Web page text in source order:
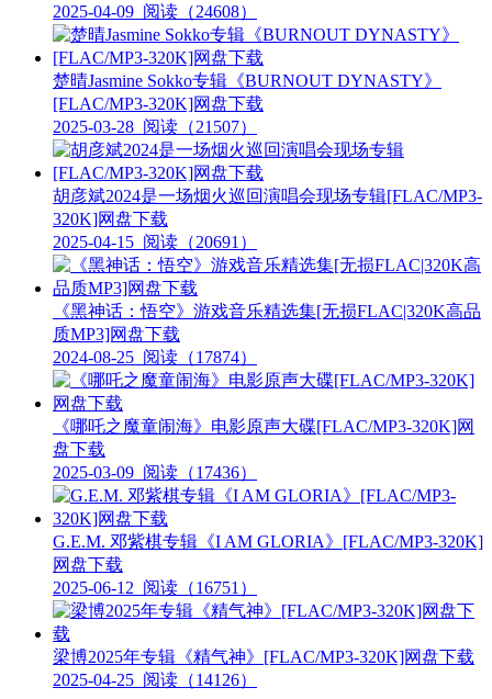
2025-04-09 阅读（24608）
楚晴Jasmine Sokko专辑《BURNOUT DYNASTY》
[FLAC/MP3-320K]网盘下载
2025-03-28 阅读（21507）
胡彦斌2024是一场烟火巡回演唱会现场专辑[FLAC/MP3-
320K]网盘下载
2025-04-15 阅读（20691）
《黑神话：悟空》游戏音乐精选集[无损FLAC|320K高品
质MP3]网盘下载
2024-08-25 阅读（17874）
《哪吒之魔童闹海》电影原声大碟[FLAC/MP3-320K]网
盘下载
2025-03-09 阅读（17436）
G.E.M. 邓紫棋专辑《I AM GLORIA》[FLAC/MP3-320K]
网盘下载
2025-06-12 阅读（16751）
梁博2025年专辑《精气神》[FLAC/MP3-320K]网盘下载
2025-04-25 阅读（14126）